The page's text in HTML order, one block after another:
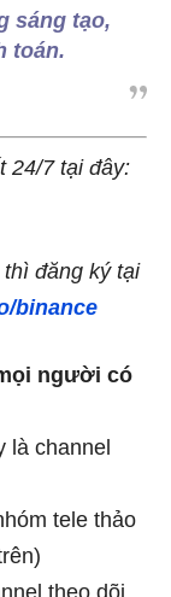
sáng tạo,
toán.
24/7 tại đây:
đăng ký tại
binance
người có
là channel
tele thảo
theo dõi